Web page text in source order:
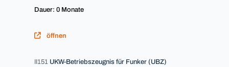
Dauer: 0 Monate
öffnen
II151 UKW-Betriebszeugnis für Funker (UBZ)